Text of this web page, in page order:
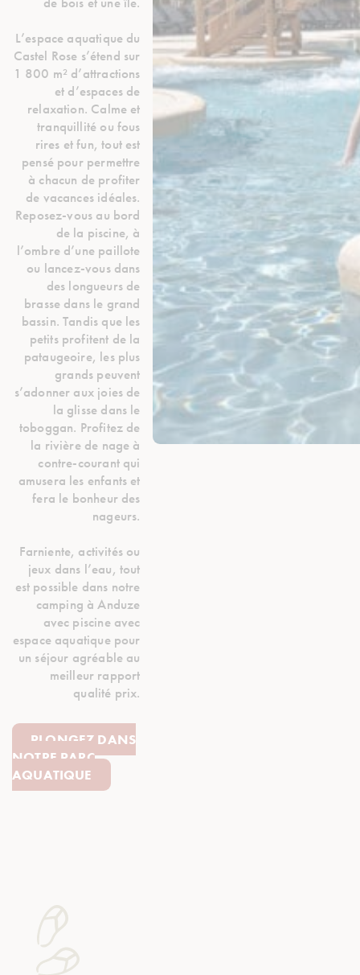
L’espace aquatique du
Castel Rose s’étend sur
1 800 m² d’attractions
et d’espaces de
relaxation. Calme et
tranquillité ou fous
rires et fun, tout est
pensé pour permettre
à chacun de profiter
de vacances idéales.
Reposez-vous au bord
de la piscine, à
l’ombre d’une paillote
ou lancez-vous dans
des longueurs de
brasse dans le grand
bassin. Tandis que les
petits profitent de la
pataugeoire, les plus
grands peuvent
s’adonner aux joies de
la glisse dans le
toboggan. Profitez de
la rivière de nage à
contre-courant qui
amusera les enfants et
fera le bonheur des
nageurs.
Farniente, activités ou
jeux dans l’eau, tout
est possible dans notre
camping à Anduze
avec piscine avec
espace aquatique pour
un séjour agréable au
meilleur rapport
qualité prix.
PLONGEZ DANS
NOTRE PARC
AQUATIQUE